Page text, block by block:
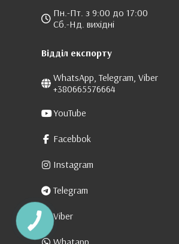
Пн.-Пт. з 9:00 до 17:00
Сб.-Нд. вихідні
Відділ експорту
WhatsApp, Telegram, Viber
+380665576664
YouTube
Facebbok
Instagram
Telegram
Viber